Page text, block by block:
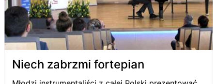
Niech zabrzmi fortepian